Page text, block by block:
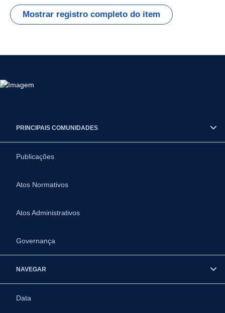
Mostrar registro completo do item
PRINCIPAIS COMUNIDADES
Publicações
Atos Normativos
Atos Administrativos
Governança
NAVEGAR
Data